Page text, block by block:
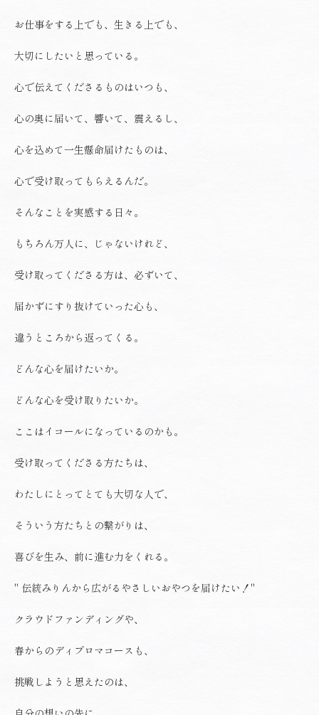
お仕事をする上でも、生きる上でも、
大切にしたいと思っている。
心で伝えてくださるものはいつも、
心の奥に届いて、響いて、震えるし、
心を込めて一生懸命届けたものは、
心で受け取ってもらえるんだ。
そんなことを実感する日々。
もちろん万人に、じゃないけれど、
受け取ってくださる方は、必ずいて、
届かずにすり抜けていった心も、
違うところから返ってくる。
どんな心を届けたいか。
どんな心を受け取りたいか。
ここはイコールになっているのかも。
受け取ってくださる方たちは、
わたしにとってとても大切な人で、
そういう方たちとの繋がりは、
喜びを生み、前に進む力をくれる。
" 伝統みりんから広がるやさしいおやつを届けたい！"
クラウドファンディングや、
春からのディプロマコースも、
挑戦しようと思えたのは、